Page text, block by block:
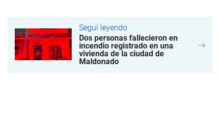
Seguí leyendo
Dos personas fallecieron en
incendio registrado en una
vivienda de la ciudad de
Maldonado